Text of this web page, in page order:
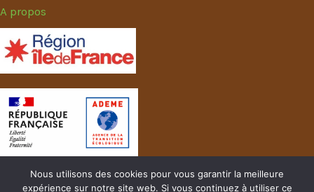
A propos
Nous utilisons des cookies pour vous garantir la meilleure
expérience sur notre site web. Si vous continuez à utiliser ce